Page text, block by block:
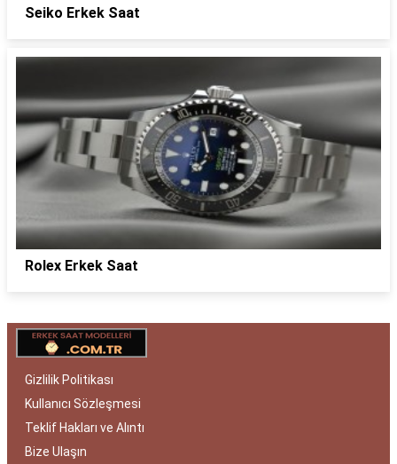
Seiko Erkek Saat
Rolex Erkek Saat
Gizlilik Politikası
Kullanıcı Sözleşmesi
Teklif Hakları ve Alıntı
Bize Ulaşın